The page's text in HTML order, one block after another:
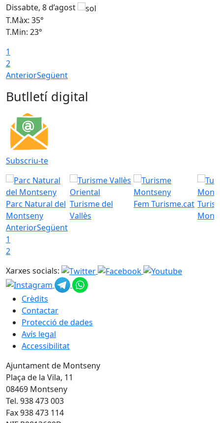
Dissabte, 8 d’agost
T.Màx: 35°
T.Min: 23°
1
2
AnteriorSegüent
Butlletí digital
Subscriu-te
Parc Natural del
Montseny
Turisme del
Vallès
Fem Turisme.cat
AnteriorSegüent
1
2
Xarxes socials:
Crèdits
Contactar
Protecció de dades
Avís legal
Accessibilitat
Ajuntament de Montseny
Plaça de la Vila, 11
08469 Montseny
Tel. 938 473 003
Fax 938 473 114